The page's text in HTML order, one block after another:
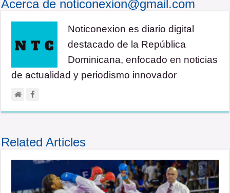
Acerca de noticonexion@gmail.com
Noticonexion es diario digital
destacado de la República
Dominicana, enfocado en noticias
de actualidad y periodismo innovador
Related Articles